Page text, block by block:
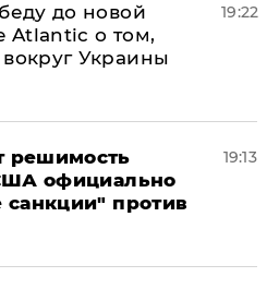
до новой
Atlantic о том,
Украины
19:22
решимость
официально
санкции" против
19:13